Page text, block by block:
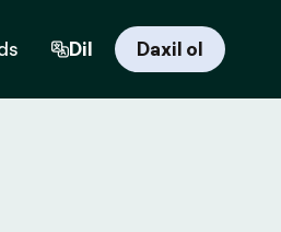
Dil Daxil ol